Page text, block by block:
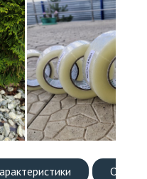
Оплата